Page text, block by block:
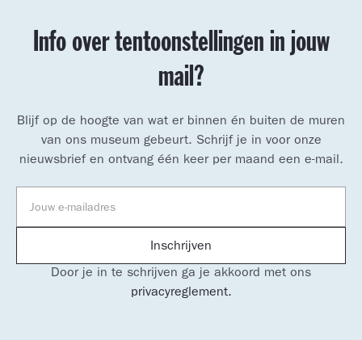
Info over tentoonstellingen in jouw
mail?
Blijf op de hoogte van wat er binnen én buiten de muren
van ons museum gebeurt. Schrijf je in voor onze
nieuwsbrief en ontvang één keer per maand een e-mail.
Door je in te schrijven ga je akkoord met ons
privacyreglement.